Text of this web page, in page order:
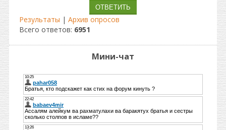
Результаты | Архив опросов
Всего ответов: 6951
Мини-чат